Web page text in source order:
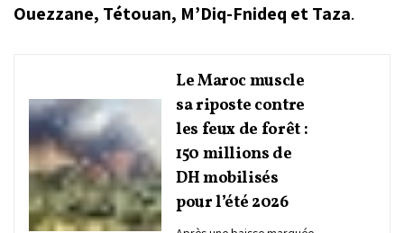
Ouezzane, Tétouan, M’Diq-Fnideq et Taza.
Le Maroc muscle
sa riposte contre
les feux de forêt :
150 millions de
DH mobilisés
pour l’été 2026